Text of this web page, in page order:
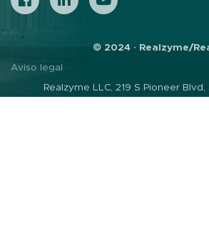
© 2024 · Realzyme/
Aviso legal
Realzyme LLC, 219 S Pioneer